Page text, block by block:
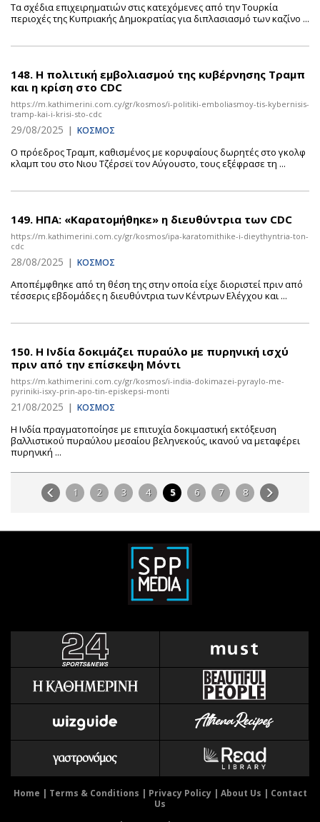
Τα σχέδια επιχειρηματιών στις κατεχόμενες από την Τουρκία
περιοχές της Κυπριακής Δημοκρατίας για διπλασιασμό των καζίνο ...
148. Η πολιτική εμβολιασμού της κυβέρνησης Τραμπ
και η κρίση στο CDC
https://m.kathimerini.com.cy/gr/kosmos/i-politiki-emboliasmoy-tis-kybernisis-
tramp-kai-i-krisi-sto-cdc
29/08/2025 | ΚΟΣΜΟΣ
Ο πρόεδρος Τραμπ, καθισμένος με κορυφαίους δωρητές στο γκολφ
κλαμπ του στο Νιου Τζέρσεϊ τον Αύγουστο, τους εξέφρασε τη ...
149. ΗΠΑ: «Καρατομήθηκε» η διευθύντρια των CDC
https://m.kathimerini.com.cy/gr/kosmos/ipa-karatomithike-i-dieythyntria-ton-
cdc
28/08/2025 | ΚΟΣΜΟΣ
Αποπέμφθηκε από τη θέση της στην οποία είχε διοριστεί πριν από
τέσσερις εβδομάδες η διευθύντρια των Κέντρων Ελέγχου και ...
150. Η Ινδία δοκιμάζει πυραύλο με πυρηνική ισχύ
πριν από την επίσκεψη Μόντι
https://m.kathimerini.com.cy/gr/kosmos/i-india-dokimazei-pyraylo-me-
pyriniki-isxy-prin-apo-tin-episkepsi-monti
21/08/2025 | ΚΟΣΜΟΣ
Η Ινδία πραγματοποίησε με επιτυχία δοκιμαστική εκτόξευση
βαλλιστικού πυραύλου μεσαίου βεληνεκούς, ικανού να μεταφέρει
πυρηνική ...
1 2 3 4 5 6 7 8
Home | Terms & Conditions | Privacy Policy| About Us | Contact
Us